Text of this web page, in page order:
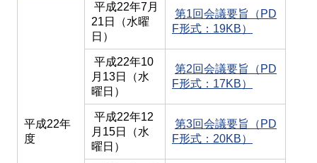
平成22年
度
平成22年7月
21日（水曜
日）
第1回会議要旨（PD
F形式：19KB）
平成22年10
月13日（水
曜日）
第2回会議要旨（PD
F形式：17KB）
平成22年12
月15日（水
曜日）
第3回会議要旨（PD
F形式：20KB）